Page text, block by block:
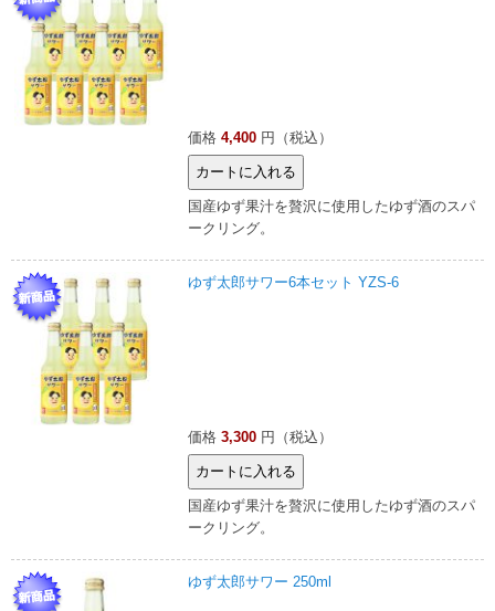
価格 4,400 円（税込）
国産ゆず果汁を贅沢に使用したゆず酒のスパ
ークリング。
ゆず太郎サワー6本セット YZS-6
価格 3,300 円（税込）
国産ゆず果汁を贅沢に使用したゆず酒のスパ
ークリング。
ゆず太郎サワー 250ml